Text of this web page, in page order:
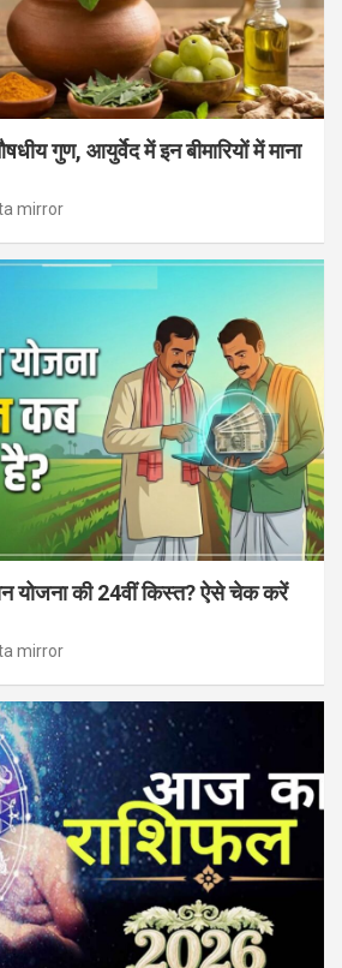
गुण, आयुर्वेद में इन बीमारियों में माना
mirror
योजना की 24वीं किस्त? ऐसे चेक करें
mirror